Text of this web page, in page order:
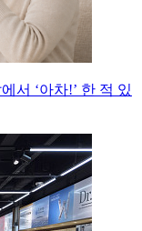
서 ‘아차!’ 한 적 있